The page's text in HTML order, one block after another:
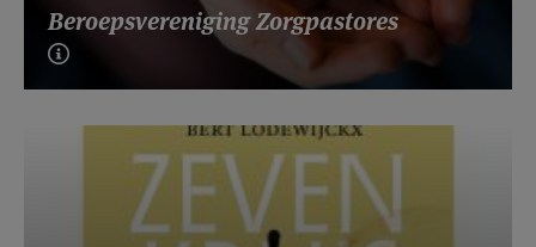
Beroepsvereniging Zorgpastores